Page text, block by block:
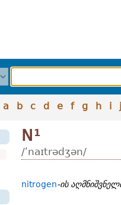
a b c d e f g h i j
N¹
/ʹnaɪtrədʒən/
nitrogen-ის